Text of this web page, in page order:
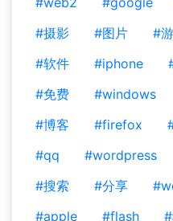
#摄影
#图片 #
#软件
#iphone
#免费
#windows
#博客
#firefox
#qq
#wordpress
#搜索
#分享
#apple
#flash